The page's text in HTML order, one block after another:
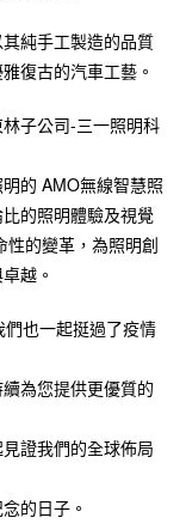
純手工製造的品質
復古的汽車工藝。
子公司-三一照明科
的 AMO無線智慧照
的照明體驗及視覺
性的變革，為照明創
越。
也一起挺過了疫情
為您提供更優質的
證我們的全球佈局
的日子。